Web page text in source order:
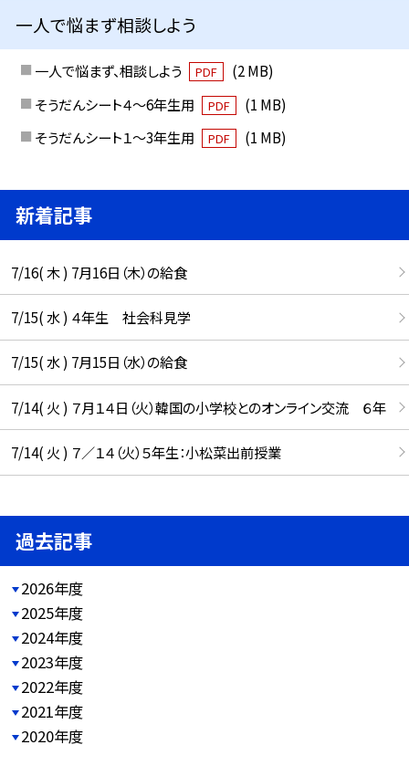
一人で悩まず相談しよう
一人で悩まず、相談しよう PDF
(2 MB)
そうだんシート４～6年生用
PDF
(1 MB)
そうだんシート１～3年生用
PDF (1 MB)
新着記事
7/16( 木 ) 7月16日（木）の給食
7/15( 水 ) ４年生 社会科見学
7/15( 水 ) 7月15日（水）の給食
7/14( 火 ) ７月１４日（火）韓国の小学校とのオンライン交流 ６年
7/14( 火 ) ７／１４（火）５年生：小松菜出前授業
過去記事
2026年度
2025年度
2024年度
2023年度
2022年度
2021年度
2020年度